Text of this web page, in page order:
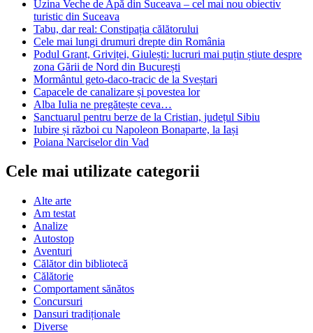
Uzina Veche de Apă din Suceava – cel mai nou obiectiv
turistic din Suceava
Tabu, dar real: Constipația călătorului
Cele mai lungi drumuri drepte din România
Podul Grant, Griviței, Giulești: lucruri mai puțin știute despre
zona Gării de Nord din București
Mormântul geto-daco-tracic de la Sveștari
Capacele de canalizare și povestea lor
Alba Iulia ne pregătește ceva…
Sanctuarul pentru berze de la Cristian, județul Sibiu
Iubire și război cu Napoleon Bonaparte, la Iași
Poiana Narciselor din Vad
Cele mai utilizate categorii
Alte arte
Am testat
Analize
Autostop
Aventuri
Călător din bibliotecă
Călătorie
Comportament sănătos
Concursuri
Dansuri tradiționale
Diverse